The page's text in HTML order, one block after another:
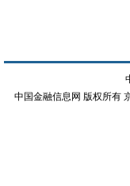
中国金融信息网 版权所有